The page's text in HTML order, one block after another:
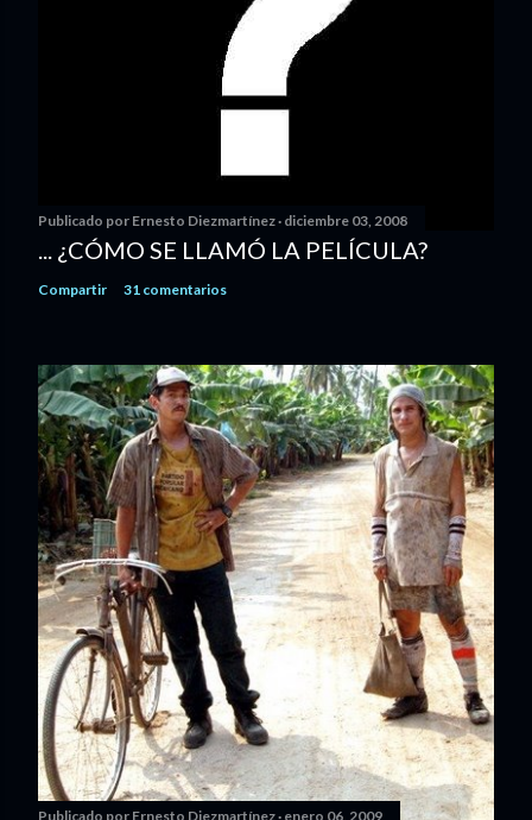
Publicado por Ernesto Diezmartínez diciembre 03, 2008
... ¿CÓMO SE LLAMÓ LA PELÍCULA?
Compartir 31 comentarios
Publicado por Ernesto Diezmartínez enero 06, 2009